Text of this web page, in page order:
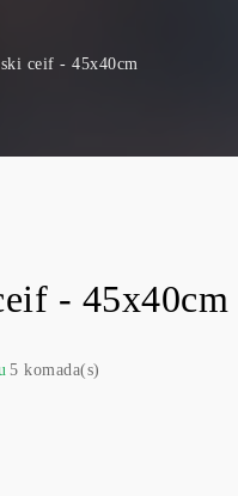
ceif - 45x40cm
- 45x40cm
5 komada(s)